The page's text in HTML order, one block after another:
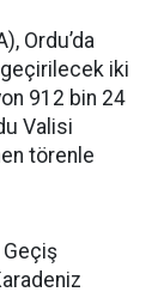
Ordu’da
iki
912 bin 24
Valisi
törenle
Geçiş